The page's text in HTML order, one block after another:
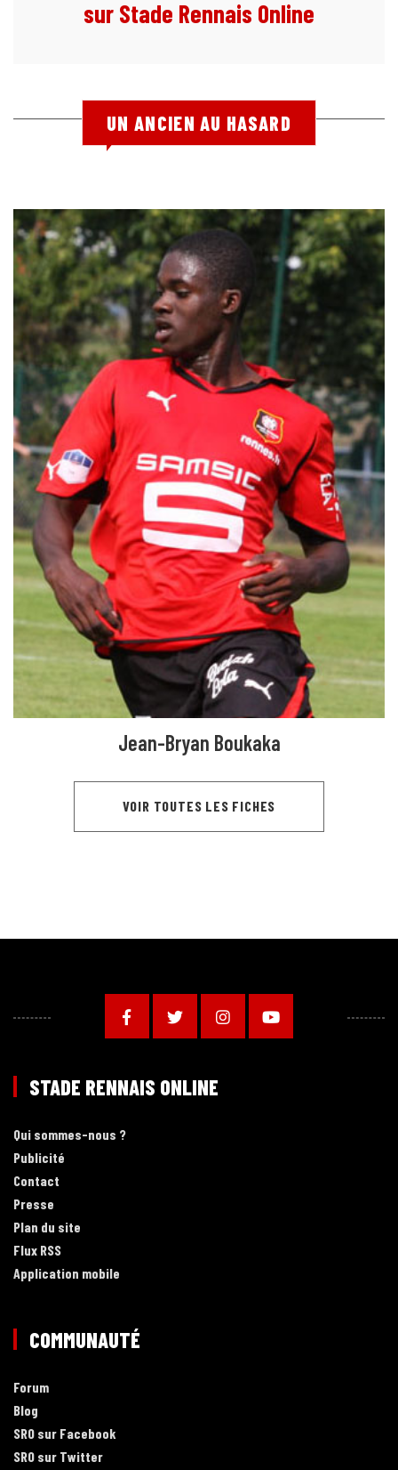
sur Stade Rennais Online
UN ANCIEN AU HASARD
Jean-Bryan Boukaka
VOIR TOUTES LES FICHES
STADE RENNAIS ONLINE
Qui sommes-nous ?
Publicité
Contact
Presse
Plan du site
Flux RSS
Application mobile
COMMUNAUTÉ
Forum
Blog
SRO sur Facebook
SRO sur Twitter